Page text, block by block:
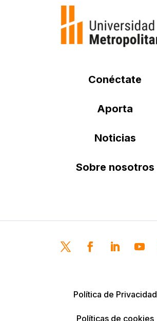
Conéctate
Aporta
Noticias
Sobre nosotros
Política de Privacidad
Políticas de cookies